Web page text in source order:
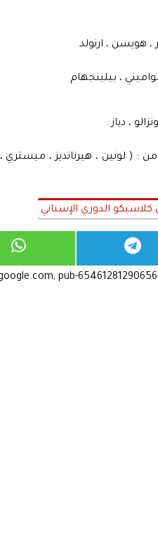
، هويسن ، ارنولد
، بيلينجهام
، دياز .
: ( لونين ، هيرنانديز ، ميستري ،
كلاسيكو الدوري الإسباني
pub-